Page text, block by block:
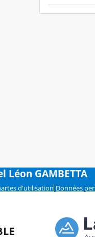
Léon GAMBETTA
d'utilisation Données